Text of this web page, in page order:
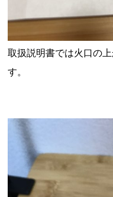
取扱説明書では火口の
す。